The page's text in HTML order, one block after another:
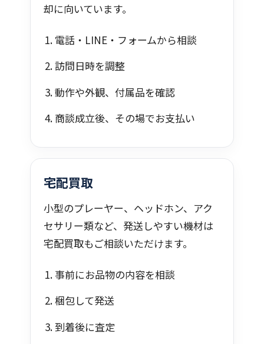
却に向いています。
電話・LINE・フォームから相談
訪問日時を調整
動作や外観、付属品を確認
商談成立後、その場でお支払い
宅配買取
小型のプレーヤー、ヘッドホン、アク
セサリー類など、発送しやすい機材は
宅配買取もご相談いただけます。
事前にお品物の内容を相談
梱包して発送
到着後に査定